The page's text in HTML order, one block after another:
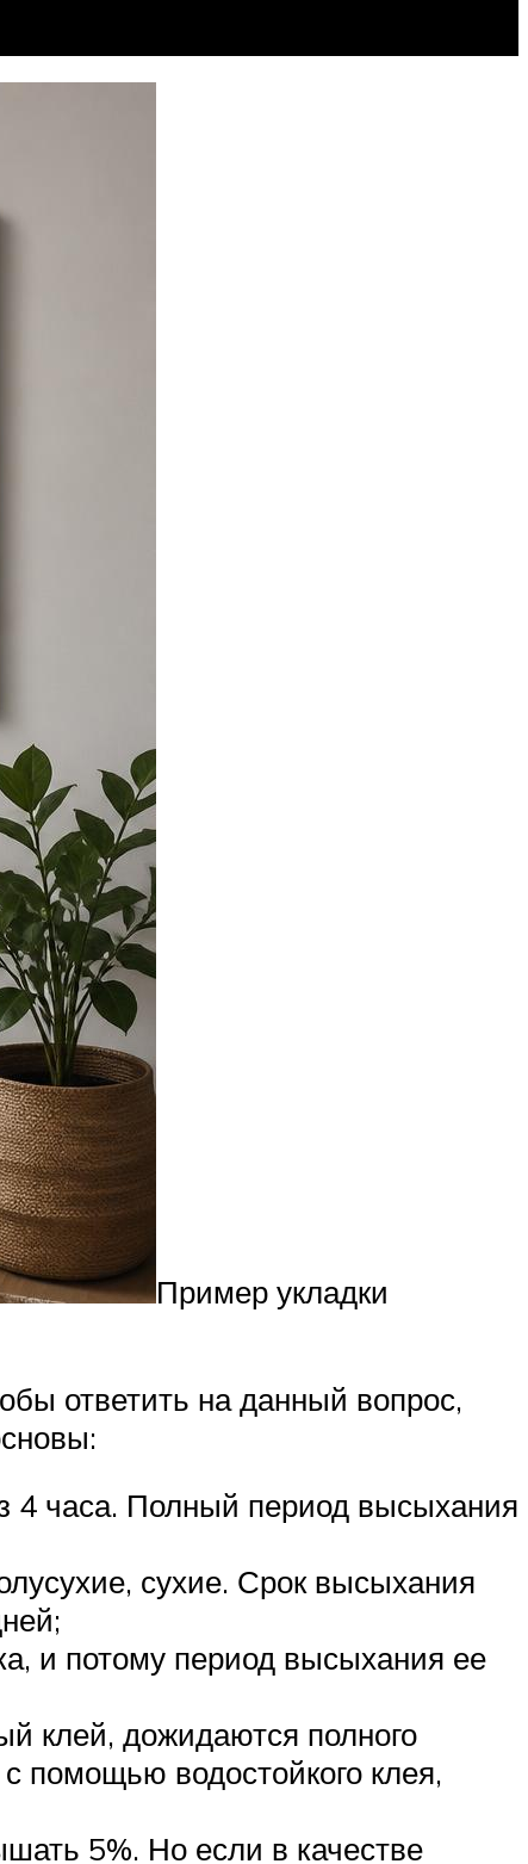
Пример укладки
ответить на данный вопрос,
4 часа. Полный период высыхания
сухие. Срок высыхания
и потому период высыхания ее
клей, дожидаются полного
помощью водостойкого клея,
5%. Но если в качестве